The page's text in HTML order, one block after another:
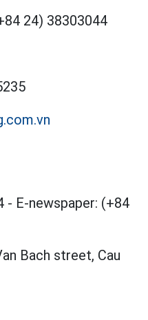
24) 38303044
- E-newspaper: (+84
Bach street, Cau